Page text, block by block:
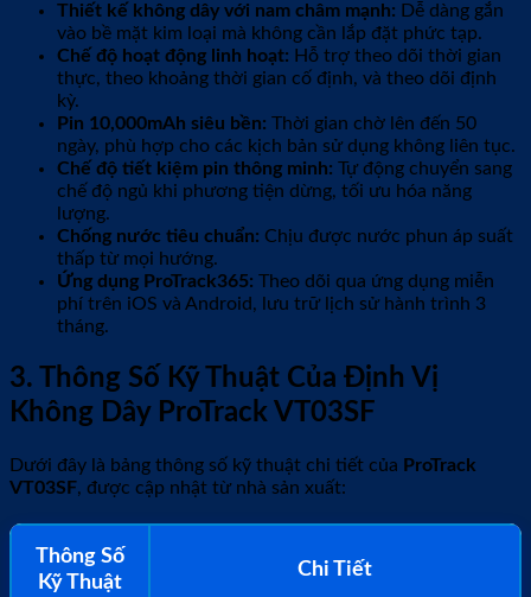
Thiết kế không dây với nam châm mạnh: Dễ dàng gắn
vào bề mặt kim loại mà không cần lắp đặt phức tạp.
Chế độ hoạt động linh hoạt: Hỗ trợ theo dõi thời gian
thực, theo khoảng thời gian cố định, và theo dõi định
kỳ.
Pin 10,000mAh siêu bền: Thời gian chờ lên đến 50
ngày, phù hợp cho các kịch bản sử dụng không liên tục.
Chế độ tiết kiệm pin thông minh: Tự động chuyển sang
chế độ ngủ khi phương tiện dừng, tối ưu hóa năng
lượng.
Chống nước tiêu chuẩn: Chịu được nước phun áp suất
thấp từ mọi hướng.
Ứng dụng ProTrack365: Theo dõi qua ứng dụng miễn
phí trên iOS và Android, lưu trữ lịch sử hành trình 3
tháng.
3. Thông Số Kỹ Thuật Của Định Vị
Không Dây ProTrack VT03SF
Dưới đây là bảng thông số kỹ thuật chi tiết của ProTrack
VT03SF, được cập nhật từ nhà sản xuất:
Thông Số
Kỹ Thuật
Chi Tiết